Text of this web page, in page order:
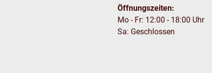
Öffnungszeiten:
Mo - Fr: 12:00 - 18:00 Uhr
Sa: Geschlossen